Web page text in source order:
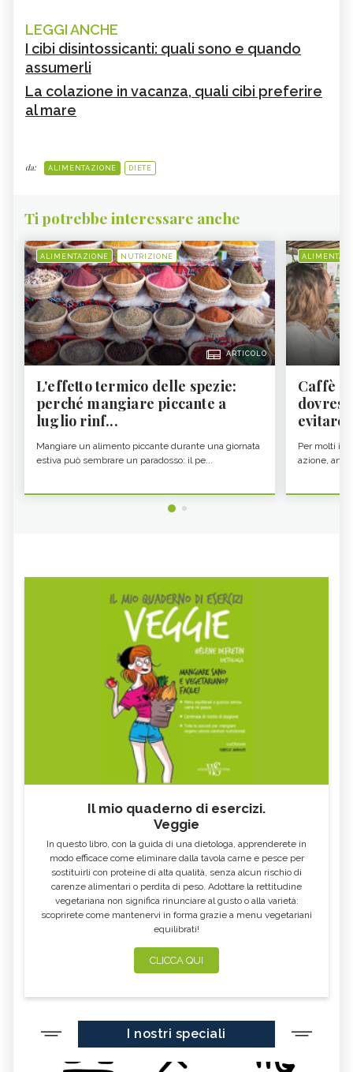
LEGGI ANCHE
I cibi disintossicanti: quali sono e quando
assumerli
La colazione in vacanza, quali cibi preferire
al mare
da: ALIMENTAZIONE DIETE
Ti potrebbe interessare anche
ALIMENTAZIONE NUTRIZIONE
ARTICOLO
L'effetto termico delle spezie:
perché mangiare piccante a
luglio rinf...
Mangiare un alimento piccante durante una giornata
estiva può sembrare un paradosso: il pe...
Caffè
evitare
Per molti il
azione,
Il mio quaderno di esercizi.
Veggie
In questo libro, con la guida di una dietologa, apprenderete in
modo efficace come eliminare dalla tavola carne e pesce per
sostituirli con proteine di alta qualità, senza alcun rischio di
carenze alimentari o perdita di peso. Adottare la rettitudine
vegetariana non significa rinunciare al gusto o alla varietà:
scoprirete come mantenervi in forma grazie a menu vegetariani
equilibrati!
CLICCA QUI
I nostri speciali